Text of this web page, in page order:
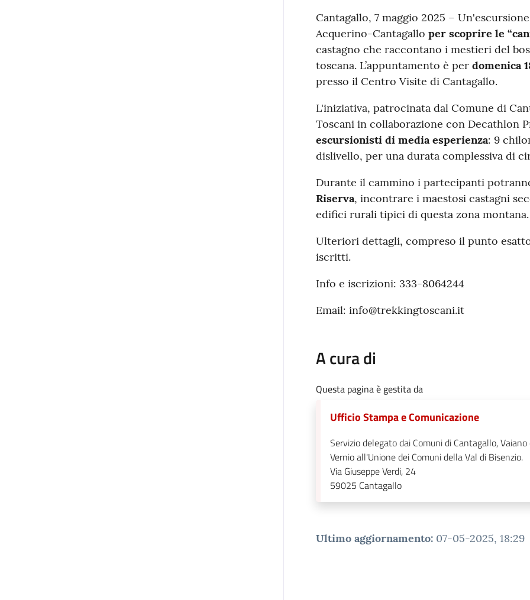
Contenuto
Cantagallo, 7 maggio 2025 –
Acquerino-Cantagallo per scoprire le
castagno che raccontano i mestieri del
toscana. L’appuntamento è per domenica
presso il Centro Visite di Cantagallo.
L'iniziativa, patrocinata dal Comune di
Toscani in collaborazione con Decathlon
escursionisti di media esperienza: 9
dislivello, per una durata complessiva di
Durante il cammino i partecipanti
Riserva, incontrare i maestosi castagni
edifici rurali tipici di questa zona montana.
Ulteriori dettagli, compreso il punto
iscritti.
Info e iscrizioni: 333-8064244
Email: info@trekkingtoscani.it
A cura di
Questa pagina è gestita da
Ufficio Stampa e Comunicazione
Servizio delegato dai Comuni di Cantagallo, Vaiano
Vernio all'Unione dei Comuni della Val di Bisenzio.
Via Giuseppe Verdi, 24
59025 Cantagallo
Ultimo aggiornamento: 07-05-2025, 18:29